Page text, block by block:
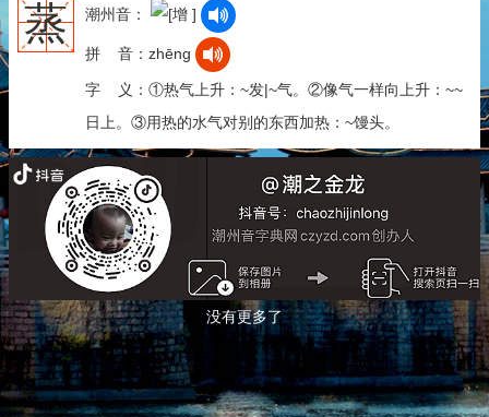
蒸 潮州音：
拼 音：zhēng
字 义：①热气上升：~发|~气。②像气一样向上升：~~
日上。③用热的水气对别的东西加热：~馒头。
没有更多了